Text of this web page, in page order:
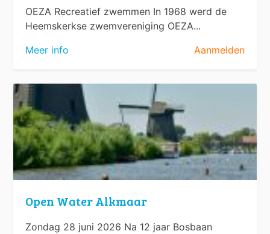
OEZA Recreatief zwemmen In 1968 werd de
Heemskerkse zwemvereniging OEZA...
Meer info
Aanmelden
Open Water Alkmaar
Zondag 28 juni 2026 Na 12 jaar Bosbaan